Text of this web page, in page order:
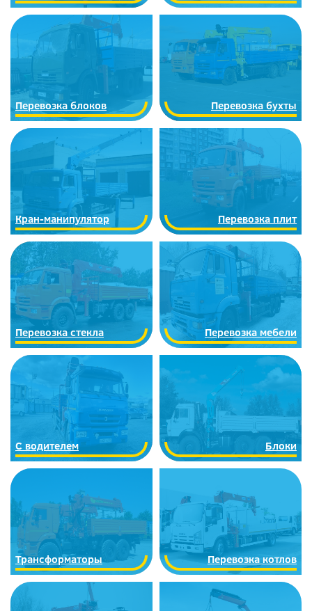
Перевозка блоков Перевозка бухты
Кран-манипулятор Перевозка плит
Перевозка стекла Перевозка мебели
С водителем Блоки
Трансформаторы Перевозка котлов